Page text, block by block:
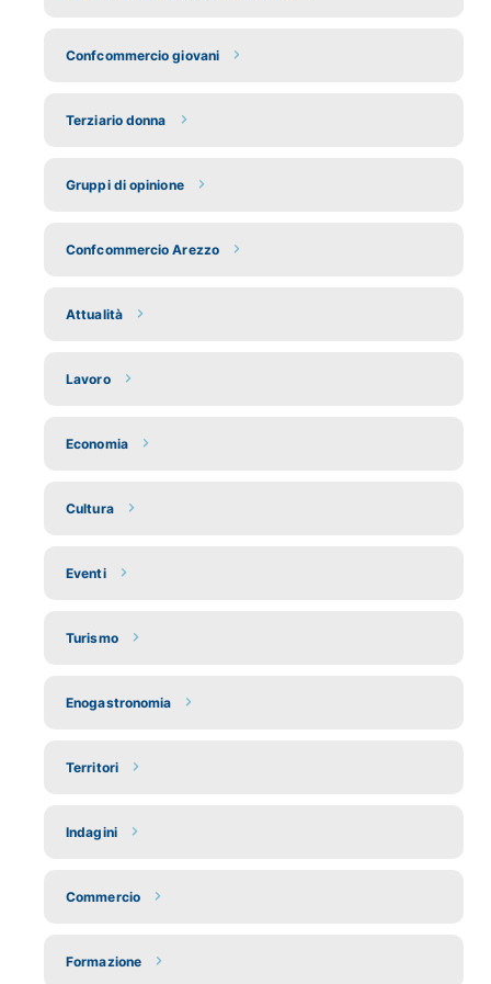
Confcommercio giovani
Terziario donna
Gruppi di opinione
Confcommercio Arezzo
Attualità
Lavoro
Economia
Cultura
Eventi
Turismo
Enogastronomia
Territori
Indagini
Commercio
Formazione